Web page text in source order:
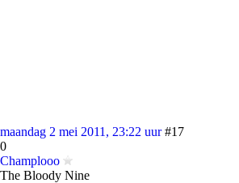
maandag 2 mei 2011, 23:22 uur #17
0
Champlooo
The Bloody Nine